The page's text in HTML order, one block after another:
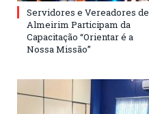
Servidores e Vereadores de
Almeirim Participam da
Capacitação “Orientar é a
Nossa Missão”